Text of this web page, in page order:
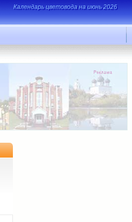
Календарь цветовода на июнь 2026